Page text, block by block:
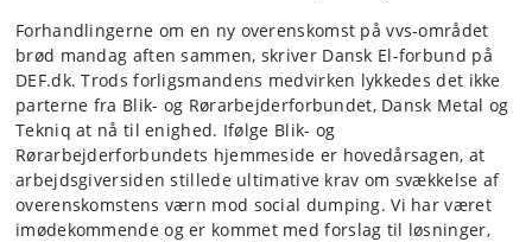
Forhandlingerne om en ny overenskomst på vvs-området
brød mandag aften sammen, skriver Dansk El-forbund på
DEF.dk. Trods forligsmandens medvirken lykkedes det ikke
parterne fra Blik- og Rørarbejderforbundet, Dansk Metal og
Tekniq at nå til enighed. Ifølge Blik- og
Rørarbejderforbundets hjemmeside er hovedårsagen, at
arbejdsgiversiden stillede ultimative krav om svækkelse af
overenskomstens værn mod social dumping. Vi har været
imødekommende og er kommet med forslag til løsninger,